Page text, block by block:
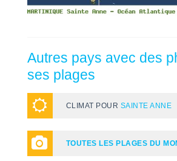
Autres pays avec des
ses plages
CLIMAT POUR SAINTE ANNE
TOUTES LES PLAGES DU